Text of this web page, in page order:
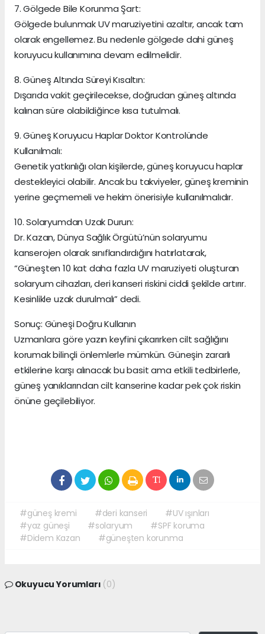
7. Gölgede Bile Korunma Şart:
Gölgede bulunmak UV maruziyetini azaltır, ancak tam
olarak engellemez. Bu nedenle gölgede dahi güneş
koruyucu kullanımına devam edilmelidir.
8. Güneş Altında Süreyi Kısaltın:
Dışarıda vakit geçirilecekse, doğrudan güneş altında
kalınan süre olabildiğince kısa tutulmalı.
9. Güneş Koruyucu Haplar Doktor Kontrolünde
Kullanılmalı:
Genetik yatkınlığı olan kişilerde, güneş koruyucu haplar
destekleyici olabilir. Ancak bu takviyeler, güneş kreminin
yerine geçmemeli ve hekim önerisiyle kullanılmalıdır.
10. Solaryumdan Uzak Durun:
Dr. Kazan, Dünya Sağlık Örgütü’nün solaryumu
kanserojen olarak sınıflandırdığını hatırlatarak,
“Güneşten 10 kat daha fazla UV maruziyeti oluşturan
solaryum cihazları, deri kanseri riskini ciddi şekilde artırır.
Kesinlikle uzak durulmalı” dedi.
Sonuç: Güneşi Doğru Kullanın
Uzmanlara göre yazın keyfini çıkarırken cilt sağlığını
korumak bilinçli önlemlerle mümkün. Güneşin zararlı
etkilerine karşı alınacak bu basit ama etkili tedbirlerle,
güneş yanıklarından cilt kanserine kadar pek çok riskin
önüne geçilebiliyor.
#güneş kremi #deri kanseri
#UV ışınları
#yaz güneşi
#solaryum
#SPF koruma
#Didem Kazan
#güneşten korunma
Okuyucu Yorumları (0)